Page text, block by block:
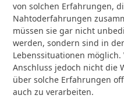
von solchen Erfahrungen,
Nahtoderfahrungen
müssen sie gar nicht
werden, sondern sind in
Lebenssituationen
Anschluss jedoch nicht die
über solche Erfahrungen
auch zu verarbeiten.